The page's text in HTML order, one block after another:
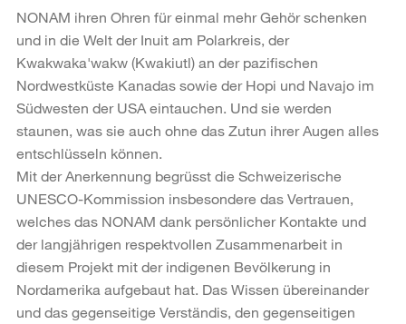
NONAM ihren Ohren für einmal mehr Gehör schenken
und in die Welt der Inuit am Polarkreis, der
Kwakwaka'wakw (Kwakiutl) an der pazifischen
Nordwestküste Kanadas sowie der Hopi und Navajo im
Südwesten der USA eintauchen. Und sie werden
staunen, was sie auch ohne das Zutun ihrer Augen alles
entschlüsseln können.
Mit der Anerkennung begrüsst die Schweizerische
UNESCO-Kommission insbesondere das Vertrauen,
welches das NONAM dank persönlicher Kontakte und
der langjährigen respektvollen Zusammenarbeit in
diesem Projekt mit der indigenen Bevölkerung in
Nordamerika aufgebaut hat. Das Wissen übereinander
und das gegenseitige Verständis, den gegenseitigen